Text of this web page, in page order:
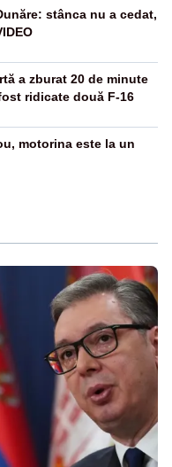
stânca nu a cedat,
a zburat 20 de minute
ridicate două F-16
motorina este la un